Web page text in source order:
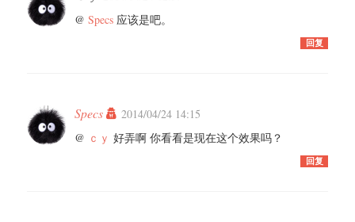
@ Specs 应该是吧。
回复
Specs
2014/04/24 14:15
@ ｃｙ 好弄啊 你看看是现在这个效果吗？
回复